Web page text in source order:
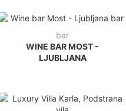
bar
WINE BAR MOST -
LJUBLJANA